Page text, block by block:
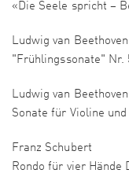
«Die Seele spricht –
Ludwig van Beethoven
"Frühlingssonate" Nr.
Ludwig van Beethoven
Sonate für Violine
Franz Schubert
Rondo für vier Hände